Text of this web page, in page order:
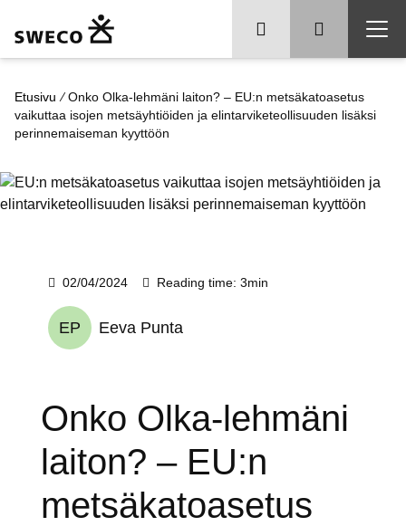
Etusivu / Onko Olka-lehmäni laiton? – EU:n metsäkatoasetus
vaikuttaa isojen metsäyhtiöiden ja elintarviketeollisuuden lisäksi
perinnemaiseman kyyttöön
02/04/2024 Reading time: 3min
EP Eeva Punta
Onko Olka-lehmäni
laiton? – EU:n
metsäkatoasetus